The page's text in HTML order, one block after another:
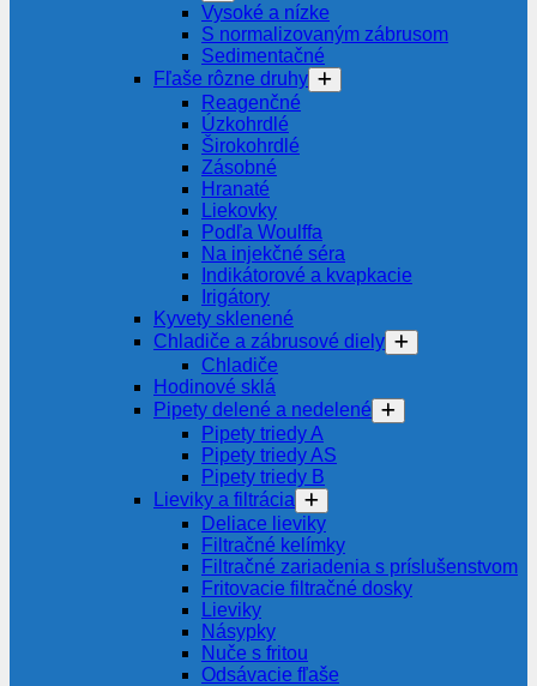
Vysoké a nízke
S normalizovaným zábrusom
Sedimentačné
Fľaše rôzne druhy
Reagenčné
Úzkohrdlé
Širokohrdlé
Zásobné
Hranaté
Liekovky
Podľa Woulffa
Na injekčné séra
Indikátorové a kvapkacie
Irigátory
Kyvety sklenené
Chladiče a zábrusové diely
Chladiče
Hodinové sklá
Pipety delené a nedelené
Pipety triedy A
Pipety triedy AS
Pipety triedy B
Lieviky a filtrácia
Deliace lieviky
Filtračné kelímky
Filtračné zariadenia s príslušenstvom
Fritovacie filtračné dosky
Lieviky
Násypky
Nuče s fritou
Odsávacie fľaše